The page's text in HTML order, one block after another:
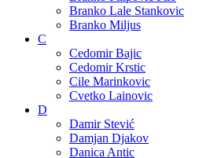
Branko Lale Stankovic
Branko Miljus
C
Cedomir Bajic
Cedomir Krstic
Cile Marinkovic
Cvetko Lainovic
D
Damir Stević
Damjan Djakov
Danica Antic